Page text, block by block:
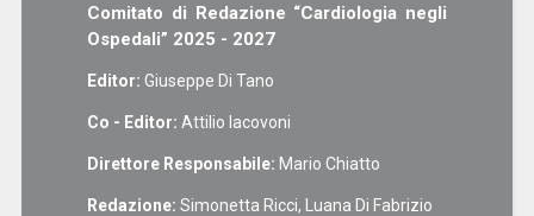
Comitato di Redazione “Cardiologia negli
Ospedali” 2025 - 2027
Editor: Giuseppe Di Tano
Co - Editor: Attilio Iacovoni
Direttore Responsabile: Mario Chiatto
Redazione: Simonetta Ricci, Luana Di Fabrizio